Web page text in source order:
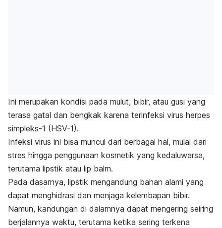
Ini merupakan kondisi pada mulut, bibir, atau gusi yang
terasa gatal dan bengkak karena terinfeksi virus herpes
simpleks-1 (HSV-1).
Infeksi virus ini bisa muncul dari berbagai hal, mulai dari
stres hingga penggunaan kosmetik yang kedaluwarsa,
terutama lipstik atau lip balm.
Pada dasarnya, lipstik mengandung bahan alami yang
dapat menghidrasi dan menjaga kelembapan bibir.
Namun, kandungan di dalamnya dapat mengering seiring
berjalannya waktu, terutama ketika sering terkena